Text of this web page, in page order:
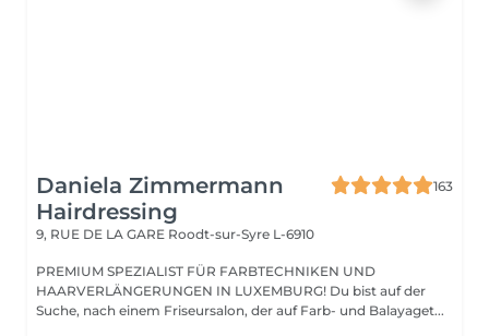
Daniela Zimmermann
Hairdressing
163
9, RUE DE LA GARE Roodt-sur-Syre L-6910
PREMIUM SPEZIALIST FÜR FARBTECHNIKEN UND
HAARVERLÄNGERUNGEN IN LUXEMBURG! Du bist auf der
Suche, nach einem Friseursalon, der auf Farb- und Balayaget...